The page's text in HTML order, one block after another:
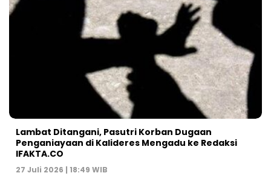
Lambat Ditangani, Pasutri Korban Dugaan
Penganiayaan di Kalideres Mengadu ke Redaksi
IFAKTA.CO
27 Juli 2026 | 18:49 WIB